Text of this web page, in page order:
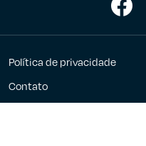
Política de privacidade
Contato